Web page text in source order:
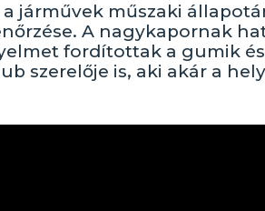
járművek műszaki
A nagykapornak
fordítottak a gumik
szerelője is, aki akár a